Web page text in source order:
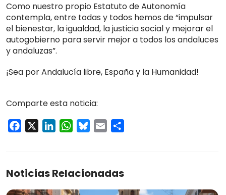
Como nuestro propio Estatuto de Autonomía
contempla, entre todas y todos hemos de “impulsar
el bienestar, la igualdad, la justicia social y mejorar el
autogobierno para servir mejor a todos los andaluces
y andaluzas”.
¡Sea por Andalucía libre, España y la Humanidad!
Comparte esta noticia:
Facebook LinkedInWhatsApp
Bluesky
Email
Noticias Relacionadas